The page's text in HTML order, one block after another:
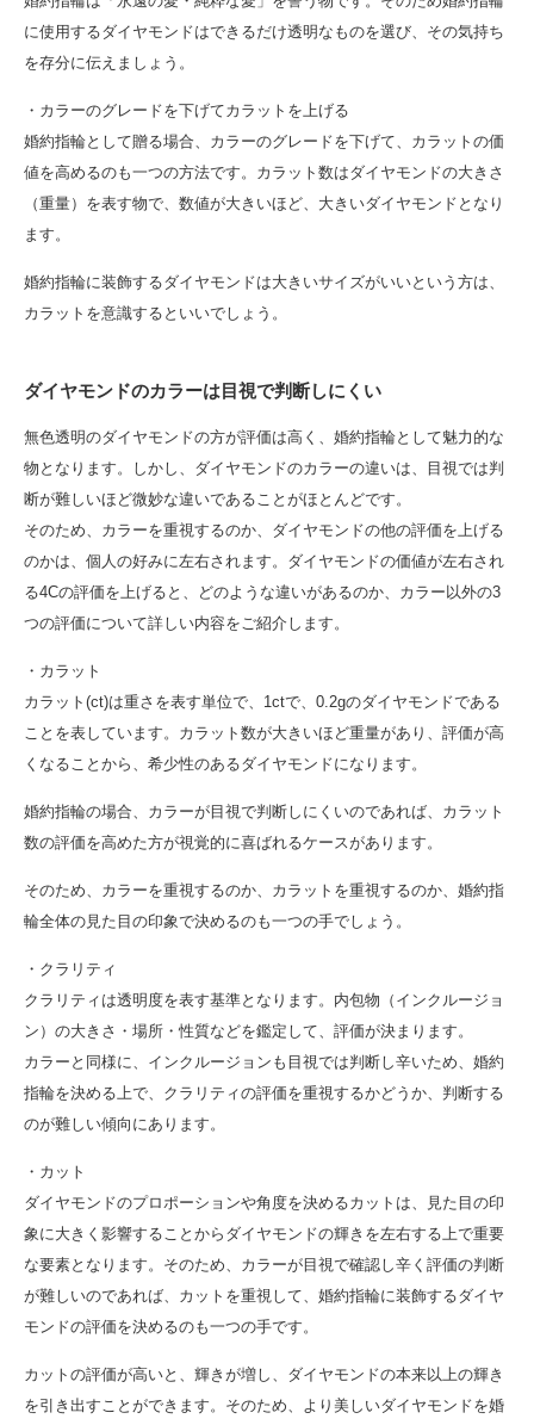
に使用するダイヤモンドはできるだけ透明なものを選び、その気持ち
を存分に伝えましょう。
・カラーのグレードを下げてカラットを上げる
婚約指輪として贈る場合、カラーのグレードを下げて、カラットの価
値を高めるのも一つの方法です。カラット数はダイヤモンドの大きさ
（重量）を表す物で、数値が大きいほど、大きいダイヤモンドとなり
ます。
婚約指輪に装飾するダイヤモンドは大きいサイズがいいという方は、
カラットを意識するといいでしょう。
ダイヤモンドのカラーは目視で判断しにくい
無色透明のダイヤモンドの方が評価は高く、婚約指輪として魅力的な
物となります。しかし、ダイヤモンドのカラーの違いは、目視では判
断が難しいほど微妙な違いであることがほとんどです。
そのため、カラーを重視するのか、ダイヤモンドの他の評価を上げる
のかは、個人の好みに左右されます。ダイヤモンドの価値が左右され
る4Cの評価を上げると、どのような違いがあるのか、カラー以外の3
つの評価について詳しい内容をご紹介します。
・カラット
カラット(ct)は重さを表す単位で、1ctで、0.2gのダイヤモンドである
ことを表しています。カラット数が大きいほど重量があり、評価が高
くなることから、希少性のあるダイヤモンドになります。
婚約指輪の場合、カラーが目視で判断しにくいのであれば、カラット
数の評価を高めた方が視覚的に喜ばれるケースがあります。
そのため、カラーを重視するのか、カラットを重視するのか、婚約指
輪全体の見た目の印象で決めるのも一つの手でしょう。
・クラリティ
クラリティは透明度を表す基準となります。内包物（インクルージョ
ン）の大きさ・場所・性質などを鑑定して、評価が決まります。
カラーと同様に、インクルージョンも目視では判断し辛いため、婚約
指輪を決める上で、クラリティの評価を重視するかどうか、判断する
のが難しい傾向にあります。
・カット
ダイヤモンドのプロポーションや角度を決めるカットは、見た目の印
象に大きく影響することからダイヤモンドの輝きを左右する上で重要
な要素となります。そのため、カラーが目視で確認し辛く評価の判断
が難しいのであれば、カットを重視して、婚約指輪に装飾するダイヤ
モンドの評価を決めるのも一つの手です。
カットの評価が高いと、輝きが増し、ダイヤモンドの本来以上の輝き
を引き出すことができます。そのため、より美しいダイヤモンドを婚